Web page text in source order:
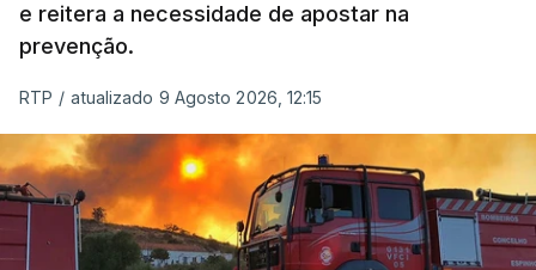
e reitera a necessidade de apostar na
prevenção.
RTP / atualizado 9 Agosto 2026, 12:15